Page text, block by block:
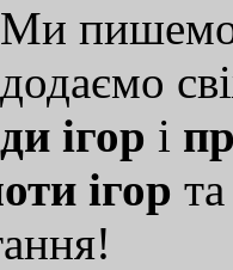
Ми
ігор і
ігор